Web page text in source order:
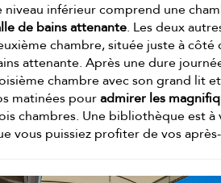
niveau inférieur comprend une
de bains attenante. Les deux
chambre, située juste à
attenante. Après une dure
chambre avec son grand lit
matinées pouradmirer les
chambres. Une bibliothèque est
vous puissiez profiter de vos